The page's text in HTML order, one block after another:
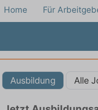
Home Für
Ausbildung Alle